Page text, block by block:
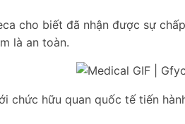
cho biết đã nhận được sự
là an toàn.
chức hữu quan quốc tế tiến